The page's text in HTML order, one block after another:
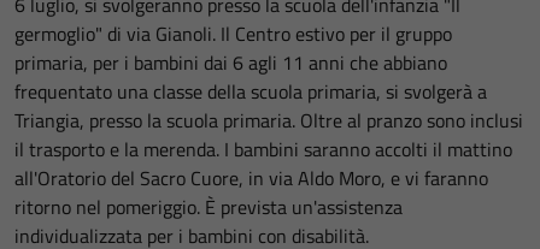
germoglio" di via Gianoli. Il Centro estivo per il gruppo
primaria, per i bambini dai 6 agli 11 anni che abbiano
frequentato una classe della scuola primaria, si svolgerà a
Triangia, presso la scuola primaria. Oltre al pranzo sono inclusi
il trasporto e la merenda. I bambini saranno accolti il mattino
all'Oratorio del Sacro Cuore, in via Aldo Moro, e vi faranno
ritorno nel pomeriggio. È prevista un'assistenza
individualizzata per i bambini con disabilità.